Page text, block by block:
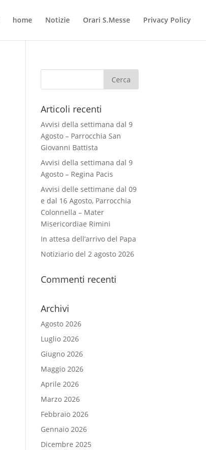
home Notizie Orari S.Messe Privacy Policy
Articoli recenti
Avvisi della settimana dal 9
Agosto – Parrocchia San
Giovanni Battista
Avvisi della settimana dal 9
Agosto – Regina Pacis
Avvisi delle settimane dal 09
e dal 16 Agosto, Parrocchia
Colonnella – Mater
Misericordiae Rimini
In attesa dell’arrivo del Papa
Notiziario del 2 agosto 2026
Commenti recenti
Archivi
Agosto 2026
Luglio 2026
Giugno 2026
Maggio 2026
Aprile 2026
Marzo 2026
Febbraio 2026
Gennaio 2026
Dicembre 2025